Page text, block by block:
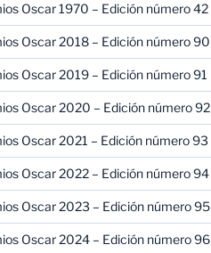
Oscar 1970 – Edición número 42
Oscar 2018 – Edición número 90
Oscar 2019 – Edición número 91
Oscar 2020 – Edición número 92
Oscar 2021 – Edición número 93
Oscar 2022 – Edición número 94
Oscar 2023 – Edición número 95
Oscar 2024 – Edición número 96